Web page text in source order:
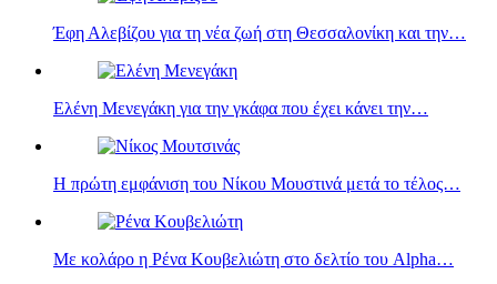
Έφη Αλεβίζου για τη νέα ζωή στη Θεσσαλονίκη και την…
Ελένη Μενεγάκη για την γκάφα που έχει κάνει την…
Η πρώτη εμφάνιση του Νίκου Μουστινά μετά το τέλος…
Με κολάρο η Ρένα Κουβελιώτη στο δελτίο του Alpha…